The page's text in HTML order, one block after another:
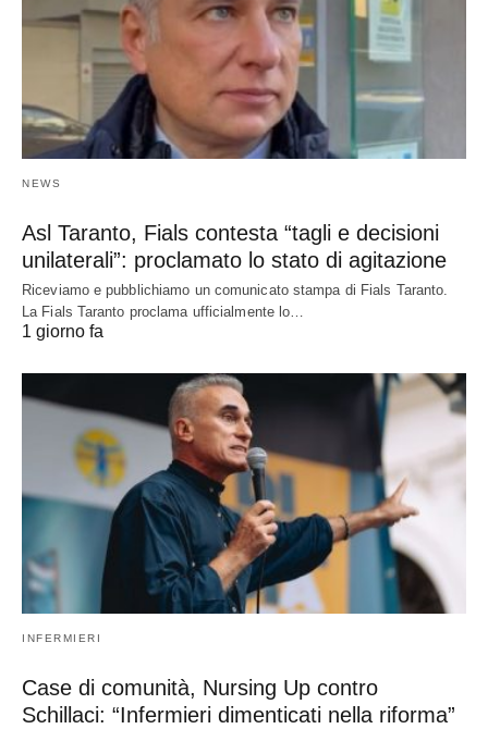
NEWS
Asl Taranto, Fials contesta “tagli e decisioni
unilaterali”: proclamato lo stato di agitazione
Riceviamo e pubblichiamo un comunicato stampa di Fials Taranto.
La Fials Taranto proclama ufficialmente lo…
1 giorno fa
INFERMIERI
Case di comunità, Nursing Up contro
Schillaci: “Infermieri dimenticati nella riforma”